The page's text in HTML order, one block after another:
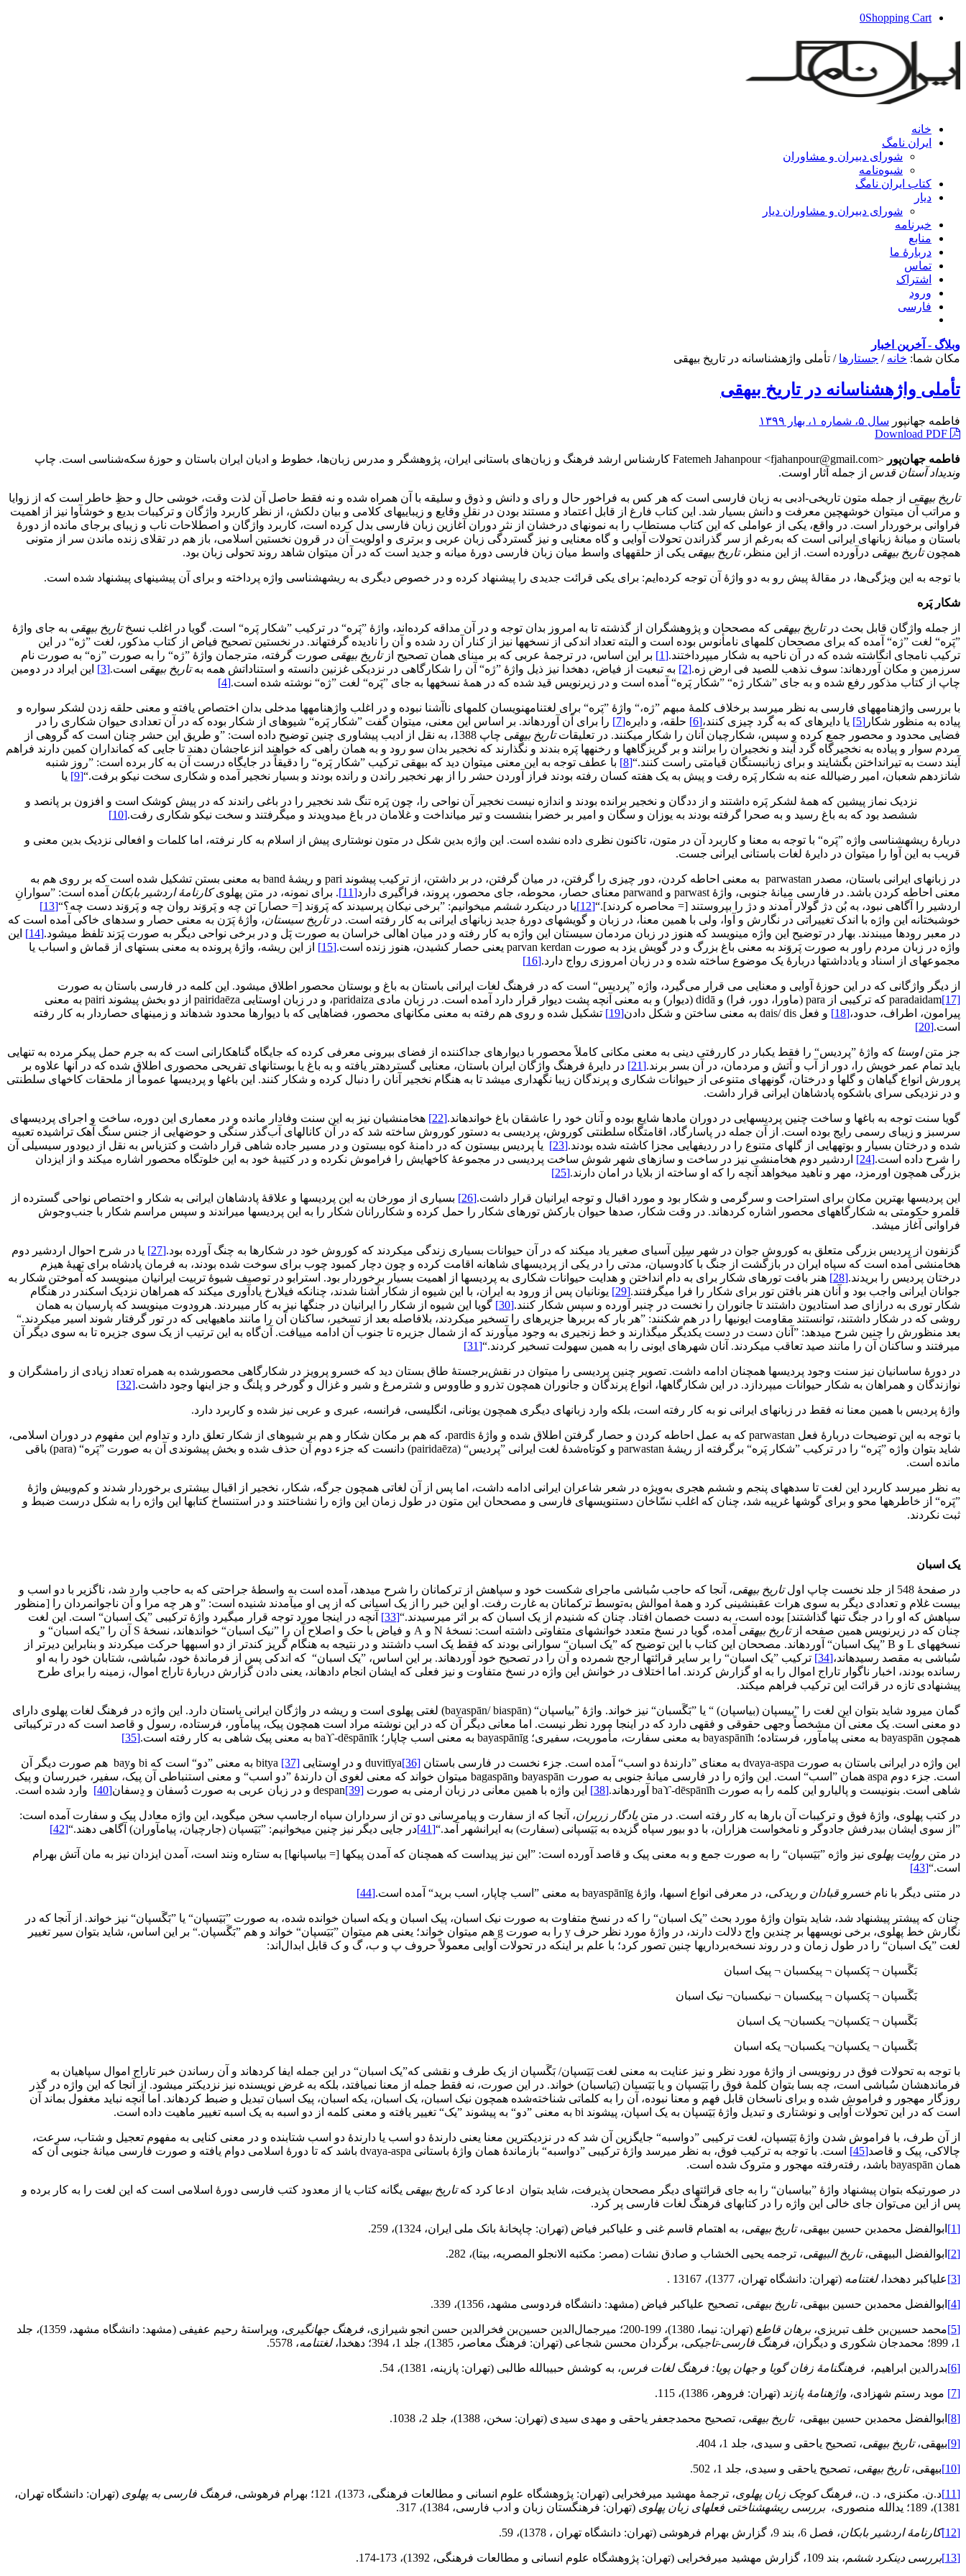
0Shopping Cart
خانه
ایران‌ نامگ
شورای دبیران و مشاوران
شیوه‌نامه
کتاب ایران‌ نامگ
دیار
شورای دبیران و مشاوران دیار
خبرنامه
منابع
دربارۀ ما
تماس
اشتراک
ورود
فارسی
وبلاگ - آخرین اخبار
مکان شما: خانه / جستارها / تأملی واژه‏شناسانه در تاریخ بیهقی
تأملی واژه‏شناسانه در تاریخ بیهقی
فاطمه جهان‎پور
سال ۵، شماره ۱، بهار ۱۳۹۹
فاطمه جهان‌پور <Fatemeh Jahanpour <fjahanpour@gmail.com کارشناس ارشد فرهنگ و زبان‌های باستانی ایران، پژوهشگر و مدرس زبان‌ها، خطوط و ادیان ایران باستان و حوزۀ سکه‌شناسی است. چاپ
وندیداد آستان قدس از جمله آثار اوست.‌
تاریخ بیهقی از جمله متون تاریخی-ادبی به زبان فارسی است که هر کس به فراخور حال و رای و دانش و ذوق و سلیقه با آن همراه شده و نه فقط حاصل آن لذت وقت، خوشی حال و حظِ خاطر است که از زوایا
و مراتب آن می‏توان خوشه‏چین معرفت و دانش بسیار شد. این کتاب فارغ از قابل اعتماد و مستند بودن در نقل وقایع و زیبایی‏های کلامی و بیان دلکش، از نظر کاربرد واژگان و ترکیبات بدیع و خوش‏آوا نیز از اهمیت
فراوانی برخوردار است. در واقع، یکی از عواملی که این کتاب مستطاب را به نمونه‏ای درخشان از نثر دوران آغازین زبان فارسی بدل کرده است، کاربرد واژگان و اصطلاحات ناب و زیبای برجای مانده از دورۀ
باستان و میانۀ زبان‏های ایرانی است که به‌رغم از سر گذراندن تحولات آوایی و گاه معنایی و نیز گستردگی زبان عربی و برتری و اولویت آن در قرون نخستین اسلامی، باز هم در تقلای زنده ماندن سر از متونی
همچونتاریخ بیهقی درآورده است. از این منظر،تاریخ بیهقی یکی از حلقه‏های واسط میان زبان فارسی دورۀ میانه و جدید است که در آن می‏توان شاهد روند تحولی زبان بود.
با توجه به این ویژگی‌ها، در مقالۀ پیش رو به دو واژۀ آن توجه کرده‌ایم: برای یکی قرائت جدیدی را پیشنهاد کرده و در خصوص دیگری به ریشه‎شناسی واژه پرداخته و برای آن پیشینه‏ای پیشنهاد شده است.
شکار پَره
از جمله واژگان قابل بحث درتاریخ بیهقی که مصححان و پژوهشگران از گذشته تا به امروز بدان توجه و در آن مداقه کرده‌اند، واژۀ ”پَره“ در ترکیب ”شکار پَره“ است. گویا در اغلب نسختاریخ بیهقی به جای واژۀ
”پَره“ لغت ”ژه“ آمده که برای مصححان کلمه‏ای نامأنوس بوده است و البته تعداد اندکی از نسخه‏ها نیز از کنار آن رد شده و آن را نادیده گرفته‏اند. در نخستین تصحیح فیاض از کتاب مذکور، لغت ”ژه“ در این
ترکیب نام‏جای انگاشته شده که در آن ناحیه به شکار می‏پرداختند.[1] بر این اساس، در ترجمۀ عربی که بر مبنای همان تصحیح ازتاریخ بیهقی صورت گرفته، مترجمان واژۀ ”ژه“ را به صورت ”زه“ به صورت نام
سرزمین و مکان آورده‏اند: سوف نذهب للصید فی ارض زه.[2] به تبعیت از فیاض، دهخدا نیز ذیل واژۀ ”ژه“ آن را شکارگاهی در نزدیکی غزنین دانسته و استناداتش همه بهتاریخ بیهقی است.[3]
این ایراد در دومین
چاپ از کتاب مذکور رفع شده و به جای ”شکار ژه“ ”شکار پَره“ آمده است و در زیرنویس قید شده که در همۀ نسخه‏ها به جای ”پَره“ لغت ”ژه“ نوشته شده است.[4]
با بررسی واژه‏نامه‏های فارسی به نظر می‏رسد برخلاف کلمۀ مبهم ”ژه،“ واژۀ ”پَره“ برای لغت‏نامه‏نویسان کلمه‏ای ناآشنا نبوده و در اغلب واژه‏نامه‏ها مدخلی بدان اختصاص یافته و معنی حلقه زدن لشکر سواره و
پیاده به منظور شکار [5] یا دایره‏ای که به گرد چیزی کنند،[6] حلقه، و دایره[7]
را برای آن آورده‏اند. بر اساس این معنی، می‏توان گفت ”شکار پَره“ شیوه‏ای از شکار بوده که در آن تعدادی حیوان شکاری را در
فضایی محدود و محصور جمع کرده و سپس، شکارچیان آنان ‏را شکار می‏کنند. در تعلیقاتتاریخ بیهقی
چاپ 1388، به نقل از ادیب پیشاوری چنین توضیح داده است: ”و طریق این حشر چنان است که گروهی از
مردم سوار و پیاده به نخجیرگاه گرد آیند و نخجیران را برانند و بر گریزگاه‏ها و رخنه‏ها پَره بندند و نگذارند که نخجیر بدان سو رود و به همان راهی که خواهند انزعاجشان دهند تا جایی که کمان‏داران کمین دارند فراهم
آیند دست به تیرانداختن بگشایند و برای زبان‏بستگان قیامتی راست کنند.‌“[8]
با عطف توجه به این معنی می‏توان دید که بیهقی ترکیب ”شکار پَره“ را دقیقاً در جایگاه درست آن به کار برده است: ”روز شنبه
شانزدهم شعبان، امیر رضی‏الله ‏عنه به شکار پَره رفت و پیش به یک هفته کسان رفته بودند فراز آوردن حشر را از بهر نخجیر راندن و رانده بودند و بسیار نخجیر آمده و شکاری سخت نیکو برفت.“[9] یا
نزدیک نماز پیشین که همۀ لشکر پَره داشتند و از ددگان و نخجیر برانده بودند و اندازه نیست نخجیر آن نواحی را، چون پَره تنگ شد نخجیر را در باغی راندند که در پیش کوشک است و افزون بر پانصد و
ششصد بود که به باغ رسید و به صحرا گرفته بودند به یوزان و سگان و امیر بر خضرا بنشست و تیر می‏انداخت و غلامان در باغ می‏دویدند و می‏گرفتند و سخت نیکو شکاری رفت.[10]
دربارۀ ریشه‏شناسی واژه ”پَره“ با توجه به معنا و کاربرد آن در متون، تاکنون نظری داده نشده است. این واژه بدین شکل در متون نوشتاری پیش از اسلام به کار نرفته، اما کلمات و افعالی نزدیک بدین معنی و
قریب به این آوا را می‏توان در دایرۀ لغات باستانی ایرانی جست.
در زبان‎های ایرانی باستان، مصدر parwastan به معنی احاطه کردن، دور چیزی را گرفتن، در میان گرفتن، در بر داشتن، از ترکیب پیشوند pari و ریشۀ band به معنی بستن تشکیل شده است که بر روی هم به
معنی احاطه کردن باشد. در فارسی میانۀ جنوبی، واژۀ parwast و parwand معنای حصار، محوطه، جای محصور، پروند، فراگیری دارد
[11] . برای نمونه، در متن پهلویکارنامۀ اردشیر بابکان آمده است: ”سوارانِ
اردشیر را آگاهی نبود، به بُن دژ گولار آمدند و دژ را بپروستند [= محاصره کردند].‌“[12] یا در دینکرد ششم می‏خوانیم: ”برخی نیکان پرسیدند که پَروَند [= حصار] تن چه و پَروَند روان چه و پَروَند دست چه؟“[13]
خوشبختانه این واژه با اندک تغییراتی در نگارش و آوا، ولی با همین معنا، در زبان و گویش‏های دورۀ جدید زبان‏های ایرانی به کار رفته است. درتاریخ سیستان، واژۀ پَرَن به معنی حصار و سدهای خاکی آمده است که
در معبر رودها می‏بندند. بهار در توضیح این واژه می‏نویسد که هنوز در زبان مردمان سیستان این واژه به کار رفته و در میان اهالی خراسان به صورت پَل و در برخی نواحی دیگر به صورت پَرَند تلفظ می‏شود.[14]
این
واژه در زبان مردم راور به صورت پَروَند به معنی باغ بزرگ و در گویش یزد به صورت parvan kerdan یعنی حصار کشیدن، هنوز زنده است.
[15]
از این ریشه، واژۀ پرونده به معنی بسته‏ای از قماش و اسباب یا
مجموعه‏ای از اسناد و یادداشت‏ها دربارۀ یک موضوع ساخته شده و در زبان امروزی رواج دارد.‌[16]
از دیگر واژگانی که در این حوزۀ آوایی و معنایی می‏ قرار می‌گیرد، واژه ”پردیس“ است که در فرهنگ لغات ایرانی باستان به باغ و بوستان محصور اطلاق می‏شود. این کلمه در فارسی باستان به صورت
paradaidam[17]
که ترکیبی از para (ماورا، دور، فرا) و didā (دیوار) و به معنی آنچه پشت دیوار قرار دارد آمده است. در زبان مادی paridaiza، و در زبان اوستایی pairidaēza از دو بخش پیشوند pairi به معنی
پیرامون، اطراف، حدود،[18] و فعل dais/ dis به معنی ساختن و شکل دادن [19]
تشکیل شده و روی هم رفته به معنی مکان‏های محصور، فضاهایی که با دیوارها محدود شده‏اند و زمین‏های حصاردار به کار رفته
است.[20]
جز متناوستا که واژۀ ”پردیس“ را فقط یک‏بار در کاررفتی دینی به معنی مکانی کاملاً محصور با دیوارهای جداکننده از فضای بیرونی معرفی کرده که جایگاه گناهکارانی است که به جرم حمل پیکر مرده به تنهایی
باید تمام عمر خویش را، دور از آب و آتش و مردمان، در آن بسر برند.[21]
در دایرۀ فرهنگ واژگان ایران باستان، معنایی گسترده‏تر یافته و به باغ یا بوستان‏های تفریحی محصوری اطلاق شده که در آنها علاوه بر
پرورش انواع گیاهان و گل‏ها و درختان، گونه‏های متنوعی از حیوانات شکاری و پرندگان زیبا نگهداری می‏شد تا به هنگام نخجیر آنان را دنبال کرده و شکار کنند. این باغ‏ها و پردیس‏ها عموماً از ملحقات کاخ‏های سلطنتی
و در نزدیکی سرای باشکوه پادشاهان ایرانی قرار داشت.
گویا سنت توجه به باغ‏ها و ساخت چنین پردیس‏هایی در دوران مادها شایع بوده و آنان خود را عاشقان باغ خوانده‏اند.[22]
هخامنشیان نیز به این سنت وفادار مانده و در معماری این دوره، ساخت و اجرای پردیس‏های
سرسبز و زیبای رسمی رایج بوده است. از آن جمله در پاسارگاد، اقامتگاه سلطنتی کوروش، پردیسی به دستور کوروش ساخته شد که در آن کانال‏های آب‌گذر سنگی و حوض‏هایی از جنس سنگ آهک تراشیده تعبیه
شده و درختان بسیار و بوته‏هایی از گل‏های متنوع را در ردیف‏هایی مجزا کاشته شده بودند.[23]
یا پردیس بیستون که در دامنۀ کوه بیستون و در مسیر جاده شاهی قرار داشت و کتزیاس به نقل از دیودور سیسیلی آن
را شرح داده است.[24]
اردشیر دوم هخامنشی نیز در ساخت و سازهای شهر شوش ساخت پردیسی در مجموعۀ کاخ‏هایش را فراموش نکرده و در کتیبۀ خود به این خلوتگاه محصور اشاره می‏کند و از ایزدان
بزرگی همچون اورمزد، مهر و ناهید می‏خواهد آنچه را که او ساخته از بلایا در امان دارند.[25]
این پردیس‏ها بهترین مکان برای استراحت و سرگرمی و شکار بود و مورد اقبال و توجه ایرانیان قرار داشت.[26]
بسیاری از مورخان به این پردیس‏ها و علاقۀ پادشاهان ایرانی به شکار و اختصاص‏ نواحی گسترده از
قلمرو حکومتی به شکارگاه‏های محصور اشاره کرده‏اند. در وقت شکار، صدها حیوان بارکش تورهای شکار را حمل کرده و شکاررانان شکار را به این پردیس‏ها می‏راندند و سپس مراسم شکار با جنب‌و‌جوش
فراوانی آغاز می‏شد.
گزنفون از پردیس بزرگی متعلق به کوروش جوان در شهر سِلِن آسیای صغیر یاد می‏کند که در آن حیوانات بسیاری زندگی می‏کردند که کوروش خود در شکارها به چنگ آورده بود.[27]
یا در شرح احوال اردشیر دوم
هخامنشی آمده است که سپاه ایران در بازگشت از جنگ با کادوسیان، مدتی را در یکی از پردیس‏های شاهانه اقامت کرده و چون دچار کمبود چوب برای سوخت شده بودند، به فرمان پادشاه برای تهیۀ هیزم
درختان پردیس را بریدند.[28]
هنر بافت تورهای شکار برای به دام انداختن و هدایت حیوانات شکاری به پردیس‏ها از اهمیت بسیار برخوردار بود. استرابو در توصیف شیوۀ تربیت ایرانیان می‏نویسد که آموختن شکار به
جوانان ایرانی واجب بود و آنان هنر بافتن تور برای شکار را فرا می‏گرفتند.[29]
یونانیان پس از ورود به ایران، با این شیوه از شکار آشنا شدند، چنان‏که فیلارخ یادآوری می‏کند که همراهان نزدیک اسکندر در هنگام
شکار توری به درازای صد استادیون داشتند تا جانوران را نخست در چنبر آورده و سپس شکار کنند.[30]
گویا این شیوه از شکار را ایرانیان در جنگ‏ها نیز به کار می‏بردند. هرودوت می‏نویسد که پارسیان به همان
روشی که در شکار داشتند، توانستند مقاومت ایونی‏ها را در هم شکنند: ”هر بار که بربرها جزیره‏ای را تسخیر می‏کردند، بلافاصله بعد از تسخیر، ساکنان آن را مانند ماهی‏هایی که در تور گرفتار شوند اسیر می‏کردند.“
بعد منظورش را چنین شرح می‏دهد: ”آنان دست در دست یکدیگر می‏گذارند و خط زنجیری به وجود می‏آورند که از شمال جزیره تا جنوب آن ادامه می‏یافت. آن‌گاه به این ترتیب از یک سوی جزیره تا به سوی دیگر آن
می‏رفتند و ساکنان آن را مانند صید تعاقب می‏کردند. آنان شهرهای ایونی را به همین سهولت تسخیر کردند.‌“[31]
در دورۀ ساسانیان نیز سنت وجود پردیس‏ها همچنان ادامه داشت. تصویر چنین پردیسی را می‏توان در نقش‌برجستۀ طاق بستان دید که خسرو پرویز در شکارگاهی محصورشده به همراه تعداد زیادی از رامشگران و
نوازندگان و همراهان به شکار حیوانات می‏پردازد. در این شکارگاه‏ها، انواع پرندگان و جانوران همچون تذرو و طاووس و شترمرغ و شیر و غزال و گورخر و پلنگ و جز اینها وجود داشت.[32]
واژۀ پردیس با همین معنا نه فقط در زبان‏های ایرانی نو به کار رفته است، بلکه وارد زبان‏های دیگری همچون یونانی، انگلیسی، فرانسه، عبری و عربی نیز شده و کاربرد دارد.
با توجه به این توضیحات دربارۀ فعل parwastan که به عمل احاطه کردن و حصار گرفتن اطلاق شده و واژۀ pardis، که هم بر مکان شکار و هم بر شیوه‏ای‏ از شکار تعلق دارد و تداوم این مفهوم در دوران اسلامی،
شاید بتوان واژه ”پَره“ را در ترکیب ”شکار پَره“ برگرفته از ریشۀ parwastan و کوتاه‌شدۀ لغت ایرانی ”پردیس“ (pairidaēza) دانست که جزء دوم آن حذف شده و بخش پیشوندی آن به صورت ”پَره“ (para) باقی
مانده است.
به نظر می‏رسد کاربرد این لغت تا سده‏های پنجم و ششم هجری به‌ویژه در شعر شاعران ایرانی ادامه داشت، اما پس از آن لغاتی همچون جرگه، شکار، نخجیر از اقبال بیشتری برخوردار شدند و کم‌و‌بیش واژۀ
”پَره“ از خاطره‏ها محو و برای گوش‏ها غریبه شد، چنان که اغلب نسّاخان دست‏نویس‏های فارسی و مصححان این متون در طول زمان این واژه را نشناختند و در استنساخ کتاب‏ها این واژه را به شکل درست ضبط و
ثبت نکردند.
یک اسبان
در صفحۀ 548 از جلد نخست چاپ اول تاریخ بیهقی، آنجا که حاجب سُباشی ماجرای شکست خود و سپاهش از ترکمانان را شرح می‏دهد، آمده است به واسطۀ جراحتی که به حاجب وارد شد، ناگزیر با دو اسب و
بیست غلام و تعدادی دیگر به سوی هرات عقب‏نشینی کرد و همۀ اموالش به‌توسط ترکمانان به غارت رفت. او این خبر را از یک ‏اسبانی که از پی او می‏آمدند شنیده است: ”و هر چه مرا و آن ناجوانمردان را [منظور
سپاهش که او را در جنگ تنها گذاشتند] بوده است، به دست خصمان افتاد. چنان ‏که شنیدم از یک ‏اسبان که بر اثر می‏رسیدند.‌“[33]
آنچه در اینجا مورد توجه قرار می‏گیرد واژۀ ترکیبی ”یک ‏اسبان“ است. این لغت
چنان که در زیرنویس همین صفحه ازتاریخ بیهقی
آمده، گویا در نسخ متعدد خوانش‏های متفاوتی داشته است: نسخۀ N و A و فیاض با حک و اصلاح آن را ”نیک ‏اسبان“ خوانده‏اند، نسخۀ S آن را ”یکه ‏اسبان“ و
نسخه‏های L و B ”پیک اسبان“ آورده‏اند. مصححان این کتاب با این توضیح که ”یک ‏اسبان“ سوارانی بودند که فقط یک اسب داشتند و در نتیجه به هنگام گریز کندتر از دو اسبه‏ها حرکت می‏کردند و بنابراین دیرتر از
سُباشی به مقصد رسیده‏اند،[34]
ترکیب ”یک اسبان“ را بر سایر قرائت‏ها ارجح شمرده و آن را در تصحیح خود آورده‏اند. بر این اساس، ”یک اسبان“ که اندکی پس از فرماندۀ خود، سُباشی، شتابان خود را به او
رسانده بودند، اخبار ناگوار تاراج اموال را به او گزارش کردند. اما اختلاف در خوانش این واژه در نسخ متفاوت و نیز فعلی که ایشان انجام داده‏اند، یعنی دادن گزارش دربارۀ تاراج اموال، زمینه را برای طرح
پیشنهادی تازه در قرائت این ترکیب فراهم می‏کند.
گمان می‏رود شاید بتوان این لغت را ”بیسپان (بی‏اسپان) “ یا ”بَگَسبان“ نیز خواند. واژۀ ”بی‏اسپان“ (bayaspān/ biaspān) لغتی پهلوی است و ریشه در واژگان ایرانی باستان دارد. این واژه در فرهنگ لغات پهلوی دارای
دو معنی است. یک معنی آن مشخصاً وجهی حقوقی و فقهی دارد که در اینجا مورد نظر نیست. اما معانی دیگر آن که در این نوشته مراد است همچون پیک، پیام‏آور، فرستاده، رسول و قاصد است که در ترکیباتی
همچون bayaspān به معنی پیام‏آور، فرستاده؛ bayaspānīh به معنی سفارت، مأموریت، سفیری؛ bayaspānīg به معنی اسب چاپار؛ baϒ-dēspānīk به معنی پیک شاهی به کار رفته است.
[35]
این واژه در ایرانی باستان به صورت dvaya-aspa به معنای ”دارندۀ دو اسب“ آمده است. جزء نخست در فارسی باستان duvitīya [36] و در اوستایی bitya [37]
به معنی ”دو“ است که bi وbay هم صورت دیگر آن
‏است. جزء دوم aspa همان ”اسب“ است. این واژه را در فارسی میانۀ جنوبی به صورت bayaspān وbagaspān می‏توان خواند که معنی لغوی آن دارندۀ ”دو اسب“ و معنی استنباطی آن پیک، سفیر، خبررسان و پیک
شاهی است. بنونیست و پالیارو این کلمه را به صورت baϒ-dēspānīh آورده‏اند.
[38] این واژه با همین معانی در زبان ارمنی به صورت despan [39] و در زبان عربی به صورت دُسفان و دِسفان[40] وارد شده است.
در کتب پهلوی، واژۀ فوق و ترکیبات آن بارها به کار رفته است. در متنیادگار زریران، آنجا که از سفارت و پیام‏رسانی دو تن از سرداران سپاه ارجاسپ سخن می‏گوید، این واژه معادل پیک و سفارت آمده است:
”از سوی ایشان بیدرفش جادوگر و نامخواست هزاران، با دو بیور سپاه گزیده به بَیَسپانی (سفارت) به ایرانشهر آمد.‌“[41] در جایی دیگر نیز چنین می‏خوانیم: ”بَیَسپان (جارچیان، پیام‏آوران) آگاهی دهند.‌“[42]
در متن روایت پهلوی نیز واژه ”بَیَسپان“ را به صورت جمع و به معنی پیک و قاصد آورده است: ”این نیز پیداست که همچنان که آمدن پیک‏ها [= بی‏اسپان‏ها] به ستاره ونند است، آمدن ایزدان نیز به مان آتش بهرام
است.‌“[43]
در متنی دیگر با نام خسرو قبادان و ریدکی، در معرفی انواع اسب‏ها، واژۀ bayaspānīg به معنی ”اسب چاپار، اسب برید“ آمده است. [44]
چنان که پیش‏تر پیشنهاد شد، شاید بتوان واژۀ مورد بحث ”یک اسبان“ را که در نسخ متفاوت به صورت نیک اسبان، پیک اسبان و یکه اسبان خوانده شده، به صورت ”بَیَسپان“ یا ”بَگَسپان“ نیز خواند. از آنجا که در
نگارش خط پهلوی، برخی نویسه‏ها بر چندین واج دلالت دارند، در واژۀ مورد نظر حرف y را به صورت g هم می‏توان خواند؛ یعنی هم می‏توان ”بَیَسپان“ خواند و هم ”بَگَسپان.“ بر این اساس، شاید بتوان سیر تغییر
لغت ”یک اسبان“ را در طول زمان و در روند نسخه‌برداری‏ها چنین تصور کرد؛ با علم بر اینکه در تحولات آوایی معمولاً حروف پ و ب، گ و ک قابل ابدال‌اند:
بَگَسپان ¬ پَکسپان ¬ پیکسبان ¬ پیک اسبان
بَگَسپان ¬ پَکسپان ¬ پیکسبان ¬ نیکسبان¬ نیک اسبان
بَگَسپان ¬ یَکسپان¬ یکسبان¬ یک اسبان
بَگَسپان ¬ یکسپان¬ یکسبان¬ یکه اسبان
با توجه به تحولات فوق در رونویسی از واژۀ مورد نظر و نیز عنایت به معنی لغت بَیَسپان/ بَگَسپان از یک طرف و نقشی که”یک اسبان“ در این جمله ایفا کرده‏اند و آن رساندن خبر تاراج اموال سپاهیان به
فرمانده‏شان سُباشی است، چه بسا بتوان کلمۀ فوق را بَیَسپان و یا بَیَسبان (بَی‏اسبان) خواند. در این صورت، نه فقط جمله از معنا نمی‏افتد، بلکه به غرض نویسنده نیز نزدیک‏تر می‏شود. از آنجا که این واژه در گذر
روزگار مهجور و فراموش شده و برای ناسخان قابل فهم و معنا نبوده، آن را به کلماتی شناخته‌شده همچون نیک اسبان، یک اسبان، یکه اسبان، پیک اسبان تبدیل و ضبط کرده‏اند. اما آنچه نباید مغفول بماند آن
است که در این تحولات آوایی و نوشتاری و تبدیل واژۀ بَیَسپان به یک اسپان، پیشوند bi به معنی ”دو“ به پیشوند ”یک“ تغییر یافته و معنی کلمه از دو اسبه به یک اسبه تغییر ماهیت داده است.
از آن طرف، با فراموش شدن واژۀ بَیَسپان، لغت ترکیبی ”دواسبه“ جایگزین آن شد که در نزدیک‏ترین معنا یعنی دارندۀ دو اسب یا دارندۀ دو اسب شتابنده و در معنی کنایی به مفهوم تعجیل و شتاب، سرعت،
چالاکی، پیک و قاصد[45]
است. با توجه به ترکیب فوق، به نظر می‏رسد واژۀ ترکیبی ”دواسبه“ بازماندۀ همان واژۀ باستانی dvaya-aspa باشد که تا دورۀ اسلامی دوام یافته و صورت فارسی میانۀ جنوبی آن که
همان bayaspān باشد، رفته‌رفته مهجور و متروک شده است.
در صورتی‏که بتوان پیشنهاد واژۀ ”بی‏اسبان“ را به جای قرائت‏های دیگر مصححان پذیرفت، شاید بتوان ادعا کرد کهتاریخ بیهقی یگانه کتاب یا از معدود کتب فارسی دورۀ اسلامی است که این لغت را به کار برده و
پس از این می‌توان جای خالی این واژه را در کتاب‏های فرهنگ‏ لغات فارسی پر کرد.
[1] ابوالفضل محمد‌بن حسین بیهقی،تاریخ بیهقی، به اهتمام قاسم غنی و علی‏اکبر فیاض (تهران: چاپخانۀ بانک ملی ایران، 1324)، 259.
[2] ‌ابوالفضل البیهقی،تاریخ البیهقی، ترجمه یحیی الخشاب و صادق نشات (مصر: مکتبه الانجلو المصریه، بی‏تا)، 282.
[3] علی‏اکبر دهخدا،لغت‏نامه (تهران: دانشگاه تهران، 1377)، 13167 .
[4] ‌ابوالفضل محمد‌بن حسین بیهقی،تاریخ بیهقی، تصحیح علی‏اکبر فیاض (مشهد: دانشگاه فردوسی مشهد، 1356)، 339.
[5] محمد حسین‌بن خلف تبریزی،برهان قاطع (تهران: نیما، 1380)، 199-200؛ میرجمال‌الدین حسین‌بن فخرالدین حسن انجو شیرازی، فرهنگ جهانگیری
، ویراستۀ رحیم عفیفی (مشهد: دانشگاه مشهد، 1359)، جلد
1، 899؛ محمدجان شکوری و دیگران،
فرهنگ فارسی-تاجیکی، برگردان محسن شجاعی (تهران: فرهنگ معاصر، 1385)، جلد 1، 394؛ دهخدا، لغت‏نامه، 5578.
[6] ‌بدرالدین ابراهیم، فرهنگنامۀ زفان گویا و جهان پویا: فرهنگ لغات فرس، به کوشش حبیب‏الله طالبی (تهران: پازینه، 1381)، 54.
[7] موبد رستم شهزادی، واژه‏نامۀ پازند (تهران: فروهر، 1386)، 115.
[8] ‌ابوالفضل محمد‌بن حسین بیهقی،تاریخ بیهقی، تصحیح محمدجعفر یاحقی و مهدی سیدی (تهران: سخن، 1388)، جلد 2، 1038.
[9] بیهقی،تاریخ بیهقی، تصحیح یاحقی و سیدی، جلد 1، 404.
[10] بیهقی،تاریخ بیهقی، تصحیح یاحقی و سیدی، جلد 1، 502.
[11] د.ن. مکنزی، د. ن.، فرهنگ کوچک زبان پهلوی، ترجمۀ مهشید میرفخرایی (تهران: پژوهشگاه علوم انسانی و مطالعات فرهنگی، 1373)، 121؛ بهرام فره‏وشی، فرهنگ فارسی به پهلوی (تهران: دانشگاه تهران،
1381)، 189؛ یدالله منصوری،
بررسی ریشه‏شناختی فعل‏های زبان پهلوی (تهران: فرهنگستان زبان و ادب فارسی، 1384)، 317.
[12] کارنامۀ اردشیر بابکان، فصل 6، بند 9، گزارش بهرام فره‏وشی (تهران: دانشگاه تهران ، 1378)، 59.
[13] بررسی دینکرد ششم، بند 109، گزارش مهشید میرفخرایی (تهران: پژوهشگاه علوم انسانی و مطالعات فرهنگی، 1392)، 173-174.